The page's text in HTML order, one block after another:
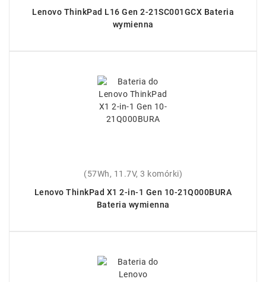
Lenovo ThinkPad L16 Gen 2-21SC001GCX Bateria
wymienna
(57Wh, 11.7V, 3 komórki)
Lenovo ThinkPad X1 2-in-1 Gen 10-21Q000BURA
Bateria wymienna